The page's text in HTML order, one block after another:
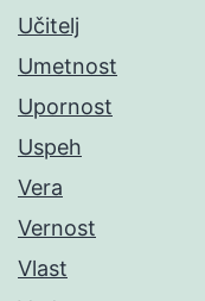
Učitelj
Umetnost
Upornost
Uspeh
Vera
Vernost
Vlast